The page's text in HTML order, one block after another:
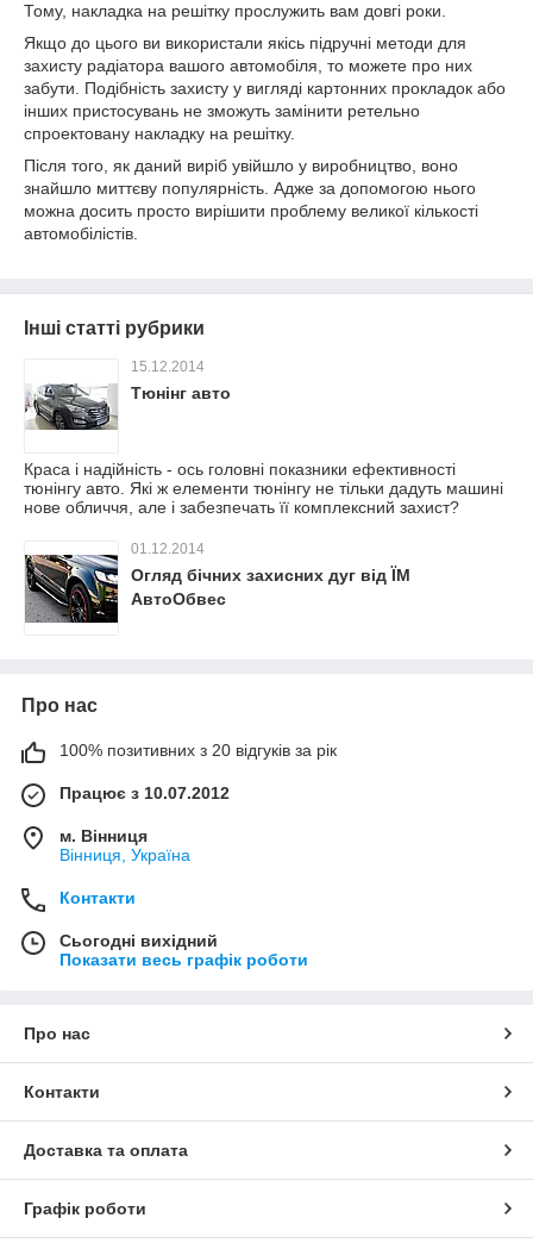
Тому, накладка на решітку прослужить вам довгі роки.
Якщо до цього ви використали якісь підручні методи для
захисту радіатора вашого автомобіля, то можете про них
забути. Подібність захисту у вигляді картонних прокладок або
інших пристосувань не зможуть замінити ретельно
спроектовану накладку на решітку.
Після того, як даний виріб увійшло у виробництво, воно
знайшло миттєву популярність. Адже за допомогою нього
можна досить просто вирішити проблему великої кількості
автомобілістів.
Інші статті рубрики
15.12.2014
Тюнінг авто
Краса і надійність - ось головні показники ефективності
тюнінгу авто. Які ж елементи тюнінгу не тільки дадуть машині
нове обличчя, але і забезпечать її комплексний захист?
01.12.2014
Огляд бічних захисних дуг від ЇМ
АвтоОбвес
Про нас
100% позитивних з 20 відгуків за рік
Працює з 10.07.2012
м. Вінниця
Вінниця, Україна
Контакти
Сьогодні вихідний
Показати весь графік роботи
Про нас
Контакти
Доставка та оплата
Графік роботи